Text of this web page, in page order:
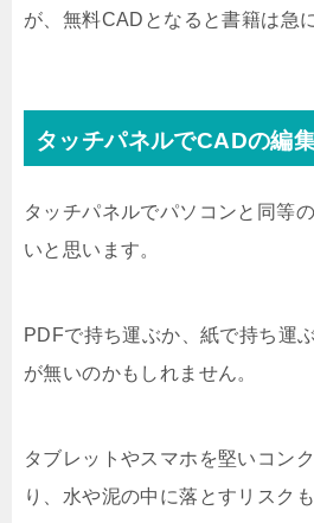
が、無料CADとなると書籍は急
タッチパネルでCADの編
タッチパネルでパソコンと同等
いと思います。
PDFで持ち運ぶか、紙で持ち運
が無いのかもしれません。
タブレットやスマホを堅いコン
り、水や泥の中に落とすリスク